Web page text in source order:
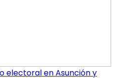
electoral en Asunción y